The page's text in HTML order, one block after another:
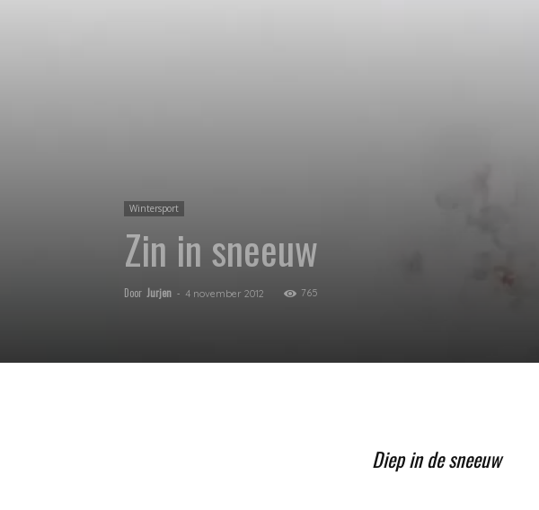
Wintersport
Zin in sneeuw
Door Jurjen - 4 november 2012 765
Diep in de sneeuw